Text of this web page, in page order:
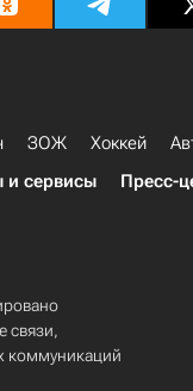
ЗОЖ Хоккей
и сервисы Пресс-
связи,
коммуникаций